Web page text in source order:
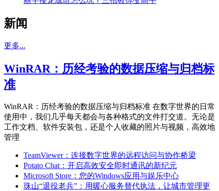
新闻
更多...
WinRAR：历经考验的数据压缩与归档标
准
WinRAR：历经考验的数据压缩与归档标准 在数字世界的日常
使用中，我们几乎每天都会与各种格式的文件打交道。无论是
工作文档、软件安装包，还是个人收藏的照片与视频，高效地
管理
TeamViewer：连接数字世界的远程访问与协作桥梁
Potato Chat：开启高效安全即时通讯的新纪元
Microsoft Store：您的Windows应用与娱乐中心
珠山“退役老兵”：用暖心服务替代执法，让城市管理更